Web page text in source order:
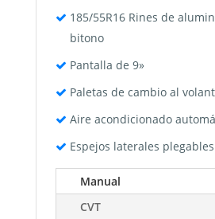
185/55R16 Rines de
bitono
Pantalla de 9»
Paletas de cambio al
Aire acondicionado
Espejos laterales
Manual
CVT